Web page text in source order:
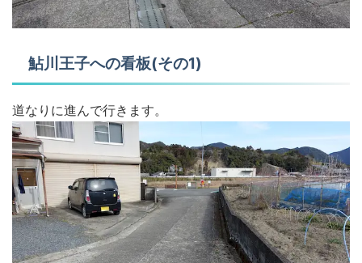
鮎川王子への看板(その1)
道なりに進んで行きます。